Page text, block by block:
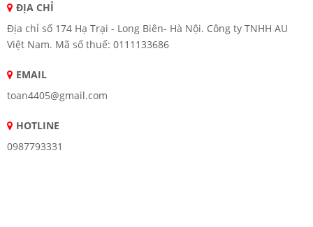
ĐỊA CHỈ
Địa chỉ số 174 Hạ Trại - Long Biên- Hà Nội. Công ty TNHH AU
Việt Nam. Mã số thuế: 0111133686
EMAIL
toan4405@gmail.com
HOTLINE
0987793331